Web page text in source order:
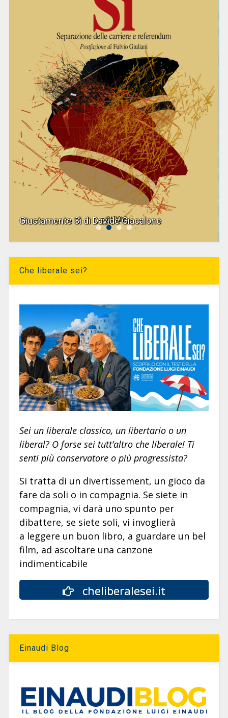
Giustamente Sì di Davide Giacalone
Che liberale sei?
Sei un liberale classico, un libertario o un
liberal? O forse sei tutt’altro che liberale! Ti
senti più conservatore o più progressista?
Si tratta di un divertissement, un gioco da
fare da soli o in compagnia. Se siete in
compagnia, vi darà uno spunto per
dibattere, se siete soli, vi invoglierà
a leggere un buon libro, a guardare un bel
film, ad ascoltare una canzone
indimenticabile
cheliberalesei.it
Einaudi Blog